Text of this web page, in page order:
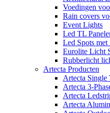
Voedingen
Rain covers
Event Lights
Led TL
Led Spots
Eurolite Licht
Rubberlicht
Artecta Producten
Artecta Single
Artecta 3-
Artecta
Artecta